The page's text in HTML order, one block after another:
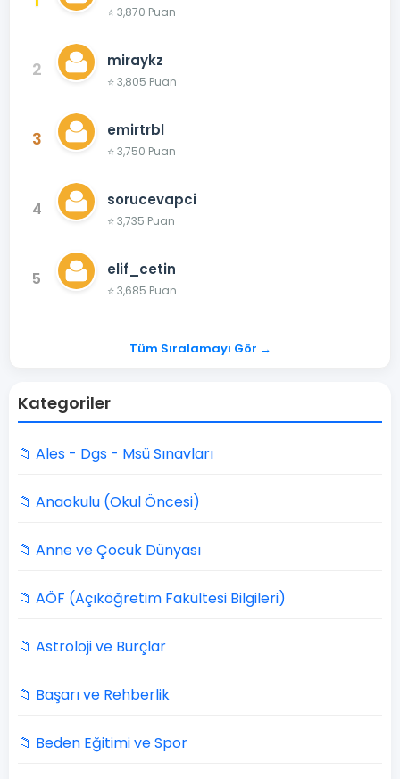
⭐ 3,870 Puan
2 miraykz
⭐ 3,805 Puan
3 emirtrbl
⭐ 3,750 Puan
4 sorucevapci
⭐ 3,735 Puan
5 elif_cetin
⭐ 3,685 Puan
Tüm Sıralamayı Gör →
Kategoriler
📁 Ales - Dgs - Msü Sınavları
📁 Anaokulu (Okul Öncesi)
📁 Anne ve Çocuk Dünyası
📁 AÖF (Açıköğretim Fakültesi Bilgileri)
📁 Astroloji ve Burçlar
📁 Başarı ve Rehberlik
📁 Beden Eğitimi ve Spor